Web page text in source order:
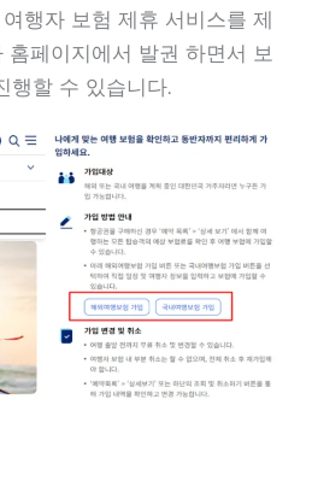
행자 보험 제휴 서비스를 제
홈페이지에서 발권 하면서 보
행할 수 있습니다.